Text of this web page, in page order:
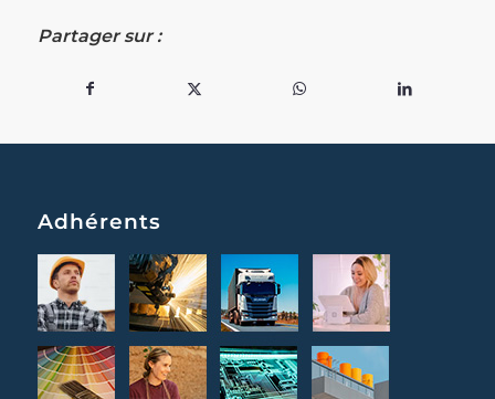
Partager sur :
Adhérents